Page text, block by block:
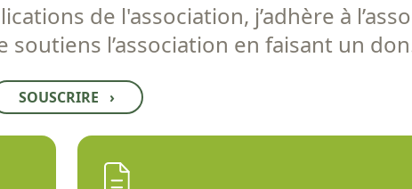
de l'association, j’adhère à
l’association en faisant un
SOUSCRIRE ›